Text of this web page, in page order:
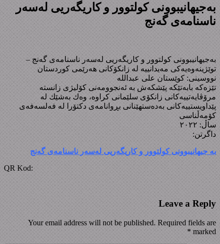
بەجیهانیبوونی کولتوور و کاریگەریی لەسەر
ناسنامەی گەنج
بەجیهانیبوونی کولتوور و کاریگەریی لەسەر ناسنامەی گەنج –
توێژینەوەیەکی مەیدانییە لە زانکۆکانی هەرێمی کوردستان
نووسینی: کوێستان علی عبداللە
تێزەکە بابەتێکە پێشکەش بە ئەنجوومەنی کۆلیژی زانستە
مرۆڤایەتییەکانی زانکۆی سلێمانی کراوە، وەك بەشێك لە
پێداویستییەکانی بەدەستهێنانی بڕوانامەی دکتۆرا لە فەلسەفەی
کۆمەڵناسی
ساڵ: ٢٠٢٢
داگرتن:
بە جیهانیبوونی کولتوور و کاریگەریی لەسەر ناسنامەی گەنج
QR Kod:
Leave a Reply
Your email address will not be published. Required fields are
marked
*